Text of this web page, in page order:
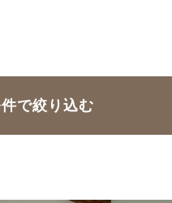
で絞り込む